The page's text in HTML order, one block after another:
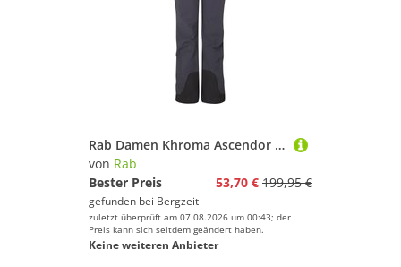
Rab Damen Khroma Ascendor AS Hose
von Rab
Bester Preis
53,70 € 199,95 €
gefunden bei Bergzeit
zuletzt überprüft am 07.08.2026 um 00:43; der
Preis kann sich seitdem geändert haben.
Keine weiteren Anbieter